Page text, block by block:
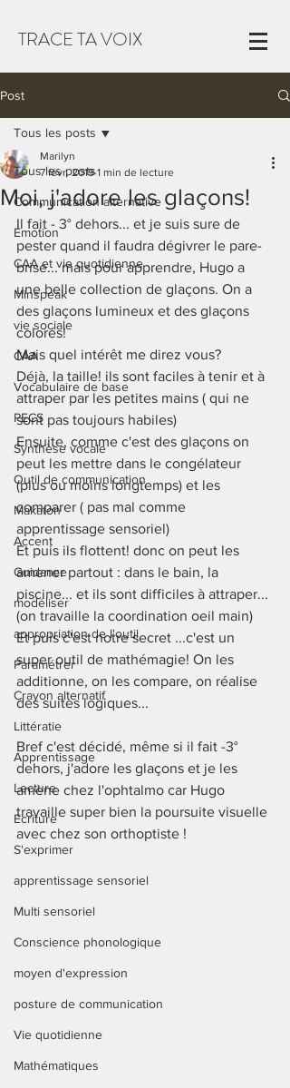
TRACE TA VOIX
Post
Tous les posts
Communication alternative
Emotion
CAA et vie quotidienne
Minspeak
vie sociale
CAA
Vocabulaire de base
PECS
Synthèse vocale
Outil de communication
Makaton
Accent
Guidance
modéliser
appropriation de l'outil
Paramétrer
Crayon alternatif
Littératie
Apprentissage
Lecture
Ecriture
S'exprimer
apprentissage sensoriel
Multi sensoriel
Conscience phonologique
moyen d'expression
posture de communication
Vie quotidienne
Mathématiques
Tous les posts
Moi, j'adore les glaçons!
Marilyn
7 févr. 2019 1 min de lecture
Il fait - 3° dehors... et je suis sure de
pester quand il faudra dégivrer le pare-
brise... mais pour apprendre, Hugo a
une belle collection de glaçons. On a
des glaçons lumineux et des glaçons
colorés!
Mais quel intérêt me direz vous?
Déjà, la taille! ils sont faciles à tenir et à
attraper par les petites mains ( qui ne
sont pas toujours habiles)
Ensuite, comme c'est des glaçons on
peut les mettre dans le congélateur
(plus ou moins longtemps) et les
comparer ( pas mal comme
apprentissage sensoriel)
Et puis ils flottent! donc on peut les
amener partout : dans le bain, la
piscine... et ils sont difficiles à attraper...
(on travaille la coordination oeil main)
Et puis c'est notre secret ...c'est un
super outil de mathémagie! On les
additionne, on les compare, on réalise
des suites logiques...
Bref c'est décidé, même si il fait -3°
dehors, j'adore les glaçons et je les
amène chez l'ophtalmo car Hugo
travaille super bien la poursuite visuelle
avec chez son orthoptiste !